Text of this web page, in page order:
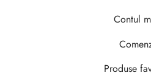
Contul
Produse